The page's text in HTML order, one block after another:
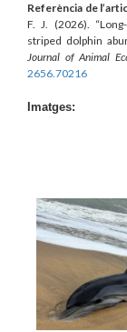
Referència de
F. J. (2026).
striped dolphin
Journal of Animal
2656.70216
Imatges: